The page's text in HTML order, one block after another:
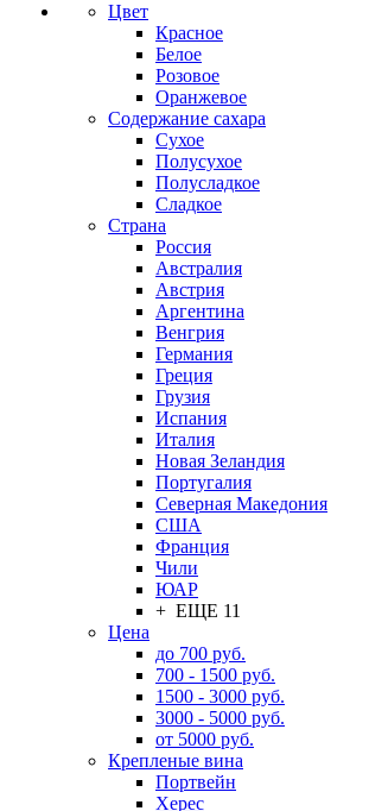
Цвет
Красное
Белое
Розовое
Оранжевое
Содержание сахара
Сухое
Полусухое
Полусладкое
Сладкое
Страна
Россия
Австралия
Австрия
Аргентина
Венгрия
Германия
Греция
Грузия
Испания
Италия
Новая Зеландия
Португалия
Северная Македония
США
Франция
Чили
ЮАР
+ ЕЩЕ 11
Цена
до 700 руб.
700 - 1500 руб.
1500 - 3000 руб.
3000 - 5000 руб.
от 5000 руб.
Крепленые вина
Портвейн
Херес